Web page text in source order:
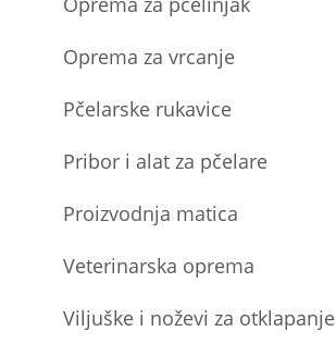
Oprema za vrcanje
Pčelarske rukavice
Pribor i alat za pčelare
Proizvodnja matica
Veterinarska oprema
Viljuške i noževi za otklapanje